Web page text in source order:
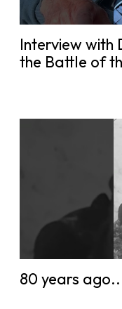
Interview with
the Battle of
80 years